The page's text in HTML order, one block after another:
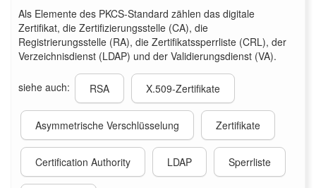
Als Elemente des PKCS-Standard zählen das digitale
Zertifikat, die Zertifizierungsstelle (CA), die
Registrierungsstelle (RA), die Zertifikatssperrliste (CRL), der
Verzeichnisdienst (LDAP) und der Validierungsdienst (VA).
siehe auch: RSA X.509-Zertifikate
Asymmetrische Verschlüsselung Zertifikate
Certification Authority LDAP Sperrliste